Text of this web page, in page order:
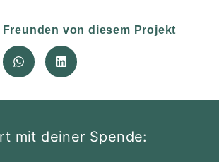
Freunden von diesem Projekt
mit deiner Spende: